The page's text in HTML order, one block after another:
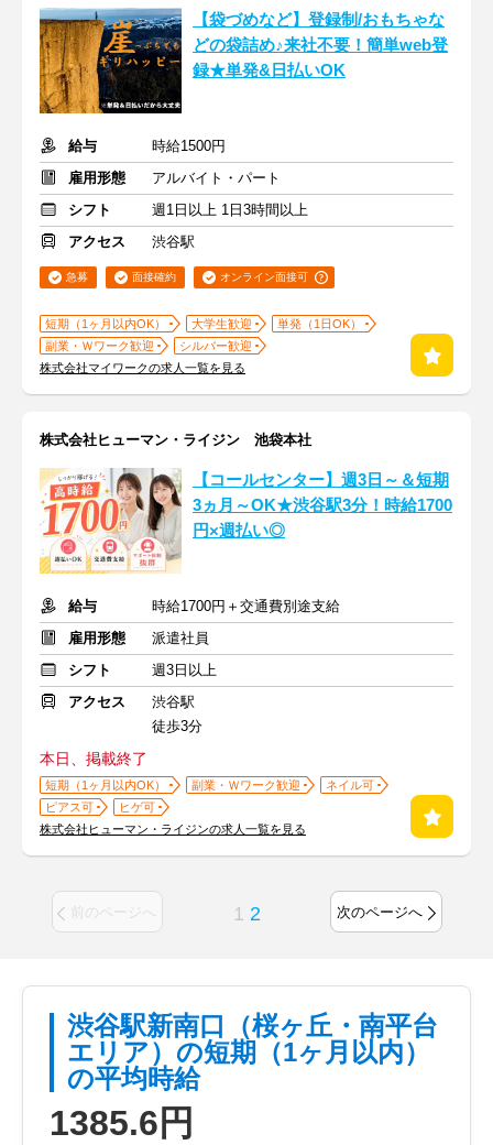
【袋づめなど】登録制/おもちゃな
どの袋詰め♪来社不要！簡単web登
録★単発&日払いOK
給与
時給1500円
雇用形態
アルバイト・パート
シフト
週1日以上 1日3時間以上
アクセス
渋谷駅
急募 面接確約 オンライン面接可
短期（1ヶ月以内OK） 大学生歓迎
単発（1日OK）
副業・Ｗワーク歓迎
シルバー歓迎
株式会社マイワークの求人一覧を見る
株式会社ヒューマン・ライジン 池袋本社
【コールセンター】週3日～＆短期
3ヵ月～OK★渋谷駅3分！時給1700
円×週払い◎
給与
時給1700円＋交通費別途支給
雇用形態
派遣社員
シフト
週3日以上
アクセス
渋谷駅
徒歩3分
本日、掲載終了
短期（1ヶ月以内OK） 副業・Ｗワーク歓迎
ネイル可
ピアス可
ヒゲ可
株式会社ヒューマン・ライジンの求人一覧を見る
前のページへ 1 2 次のページへ
渋谷駅新南口（桜ヶ丘・南平台
エリア）の短期（1ヶ月以内）
の平均時給
1385.6円